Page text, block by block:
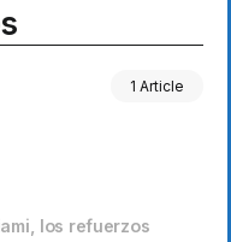
1 Article
los refuerzos